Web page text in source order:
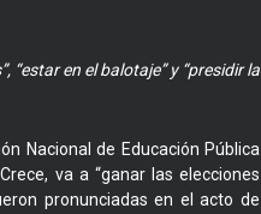
“estar en el balotaje” y “presidir la
Nacional de Educación Pública
va a “ganar las elecciones
pronunciadas en el acto de